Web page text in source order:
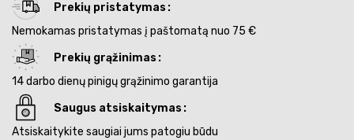
Prekių pristatymas
Nemokamas pristatymas į paštomatą nuo 75 €
Prekių grąžinimas
14 darbo dienų pinigų grąžinimo garantija
Saugus atsiskaitymas
Atsiskaitykite saugiai jums patogiu būdu